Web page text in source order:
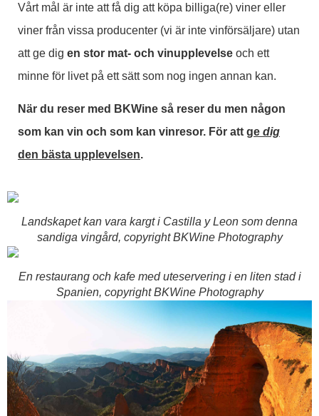
Vårt mål är inte att få dig att köpa billiga(re) viner eller
viner från vissa producenter (vi är inte vinförsäljare) utan
att ge dig en stor mat- och vinupplevelse och ett
minne för livet på ett sätt som nog ingen annan kan.
När du reser med BKWine så reser du men någon
som kan vin och som kan vinresor. För att ge dig
den bästa upplevelsen.
Landskapet kan vara kargt i Castilla y Leon som denna
sandiga vingård, copyright BKWine Photography
En restaurang och kafe med uteservering i en liten stad i
Spanien, copyright BKWine Photography